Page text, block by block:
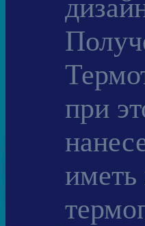
при
иметь